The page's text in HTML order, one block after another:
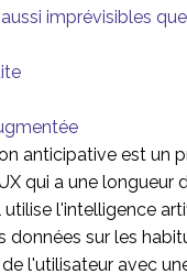
imprévisibles
anticipative est un
qui a une longueur
utilise l'intelligence
données sur les
l'utilisateur avec